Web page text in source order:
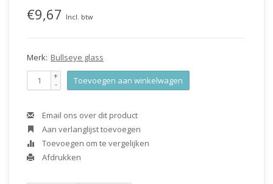
€9,67 Incl. btw
Merk: Bullseye glass
+
- Toevoegen aan winkelwagen
Email ons over dit product
Aan verlanglijst toevoegen
Toevoegen om te vergelijken
Afdrukken